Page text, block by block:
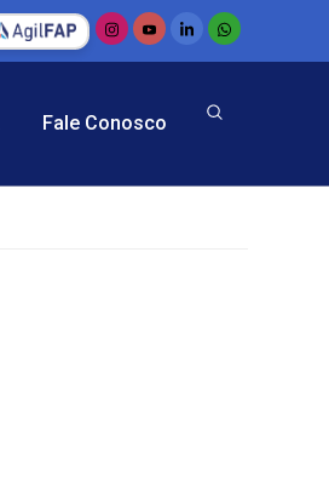
Fale Conosco